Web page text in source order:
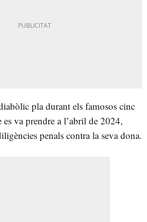
pla durant els famosos cinc
va prendre a l’abril de 2024,
penals contra la seva dona.